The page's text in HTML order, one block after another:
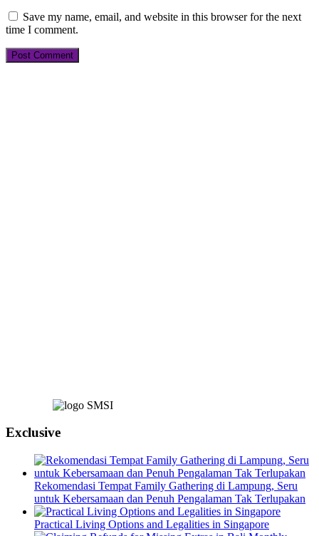
Save my name, email, and website in this browser for the next
time I comment.
Exclusive
Rekomendasi Tempat Family Gathering di Lampung, Seru
untuk Kebersamaan dan Penuh Pengalaman Tak Terlupakan
Practical Living Options and Legalities in Singapore